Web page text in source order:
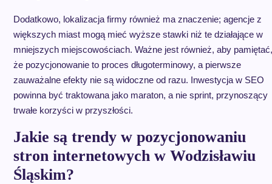
Dodatkowo, lokalizacja firmy również ma znaczenie; agencje z
większych miast mogą mieć wyższe stawki niż te działające w
mniejszych miejscowościach. Ważne jest również, aby pamiętać,
że pozycjonowanie to proces długoterminowy, a pierwsze
zauważalne efekty nie są widoczne od razu. Inwestycja w SEO
powinna być traktowana jako maraton, a nie sprint, przynoszący
trwałe korzyści w przyszłości.
Jakie są trendy w pozycjonowaniu
stron internetowych w Wodzisławiu
Śląskim?